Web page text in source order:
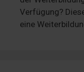
Verfügung?
eine